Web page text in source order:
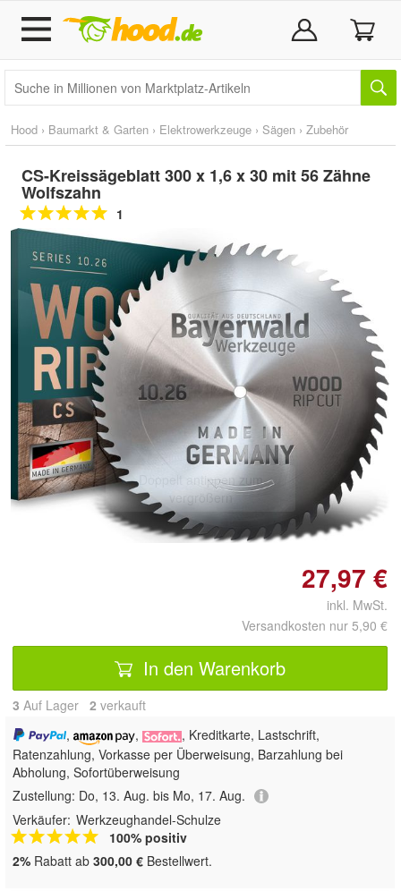
Hood › Baumarkt & Garten › Elektrowerkzeuge › Sägen › Zubehör
CS-Kreissägeblatt 300 x 1,6 x 30 mit 56 Zähne
Wolfszahn
1
Doppelt antippen zum
vergrößern
27,97 €
inkl. MwSt.
Versandkosten nur 5,90 €
In den Warenkorb
3 Auf Lager 2 verkauft
,
,
, Kreditkarte, Lastschrift,
Ratenzahlung, Vorkasse per Überweisung, Barzahlung bei
Abholung, Sofortüberweisung
Zustellung: Do, 13. Aug. bis Mo, 17. Aug.
Verkäufer: Werkzeughandel-Schulze
100% positiv
2% Rabatt ab 300,00 € Bestellwert.